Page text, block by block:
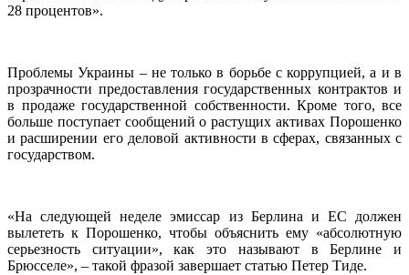
28 процентов».
Проблемы Украины – не только в борьбе с коррупцией, а и в
прозрачности предоставления государственных контрактов и
в продаже государственной собственности. Кроме того, все
больше поступает сообщений о растущих активах Порошенко
и расширении его деловой активности в сферах, связанных с
государством.
«На следующей неделе эмиссар из Берлина и ЕС должен
вылететь к Порошенко, чтобы объяснить ему «абсолютную
серьезность ситуации», как это называют в Берлине и
Брюсселе», – такой фразой завершает статью Петер Тиде.